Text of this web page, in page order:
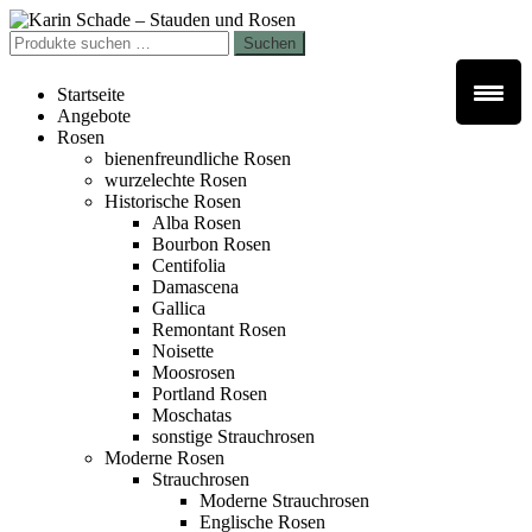
Zur
Navigation
springen
Zum
Inhalt
springen
Suchen
nach:
Suchen
Startseite
Angebote
Rosen
bienenfreundliche Rosen
wurzelechte Rosen
Historische Rosen
Alba Rosen
Bourbon Rosen
Centifolia
Damascena
Gallica
Remontant Rosen
Noisette
Moosrosen
Portland Rosen
Moschatas
sonstige Strauchrosen
Moderne Rosen
Strauchrosen
Moderne Strauchrosen
Englische Rosen